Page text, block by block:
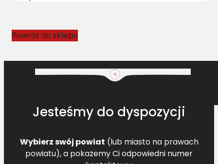
3
9
Powrót do sklepu
Jesteśmy do dyspozycji
Wybierz swój powiat (lub miasto na prawach
powiatu), a pokażemy Ci odpowiedni numer